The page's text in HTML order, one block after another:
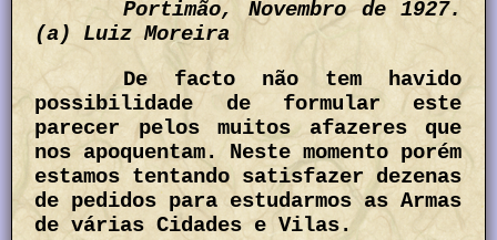
Portimão, Novembro de 1927.
(a) Luiz Moreira
De facto não tem havido
possibilidade de formular este
parecer pelos muitos afazeres que
nos apoquentam. Neste momento porém
estamos tentando satisfazer dezenas
de pedidos para estudarmos as Armas
de várias Cidades e Vilas.